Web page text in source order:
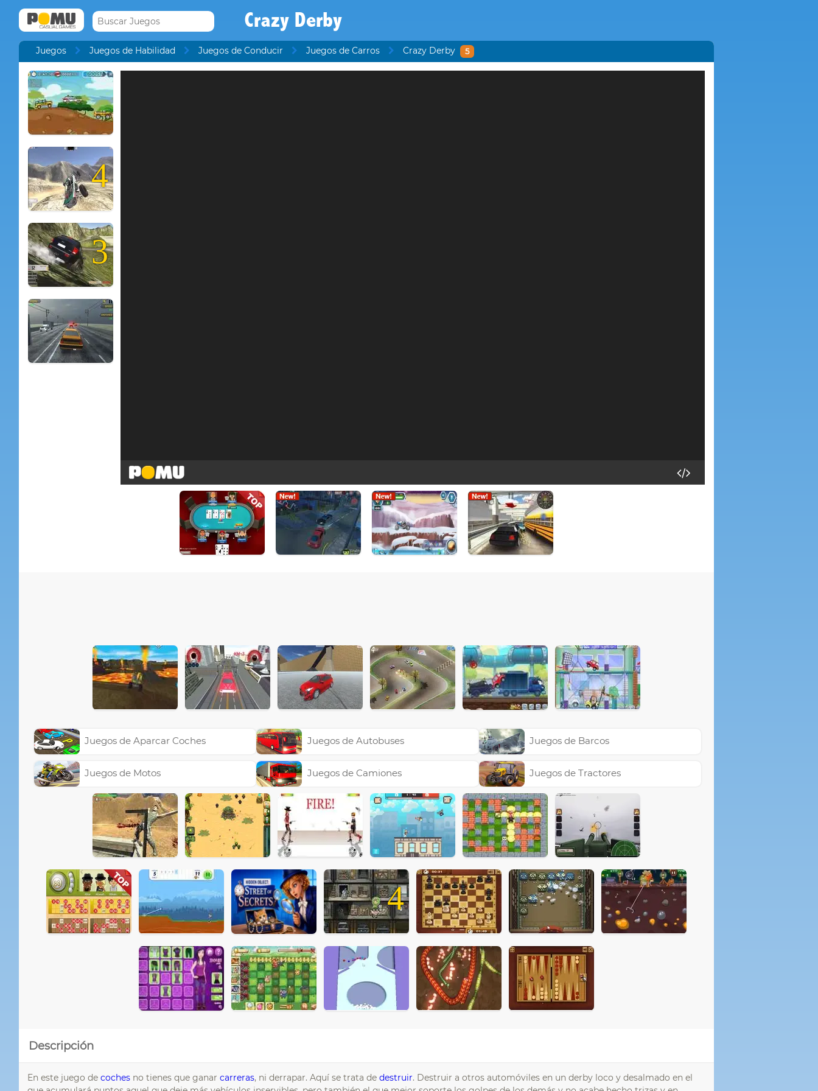
Crazy Derby
Juegos Juegos de Habilidad Juegos de Conducir Juegos de Carros Crazy Derby 5
4
3
Juegos de Aparcar Coches
Juegos de Motos
Juegos de Autobuses
Juegos de Camiones
Juegos de Barcos
Juegos de Tractores
4
Descripción
En este juego de coches no tienes que ganar carreras, ni derrapar. Aquí se trata de destruir. Destruir a otros automóviles en un derby loco y desalmado en el